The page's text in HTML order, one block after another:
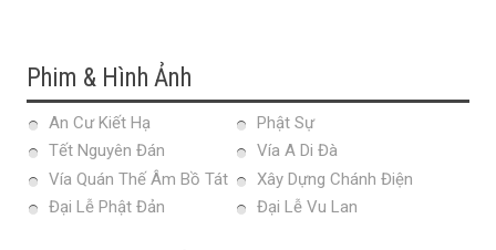
Phim & Hình Ảnh
An Cư Kiết Hạ
Phật Sự
Tết Nguyên Đán
Vía A Di Đà
Vía Quán Thế Âm Bồ Tát
Xây Dựng Chánh Điện
Đại Lễ Phật Đản
Đại Lễ Vu Lan